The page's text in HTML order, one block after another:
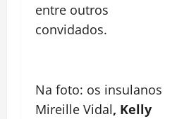
entre outros
convidados.
Na foto: os insulanos
Mireille Vidal, Kelly